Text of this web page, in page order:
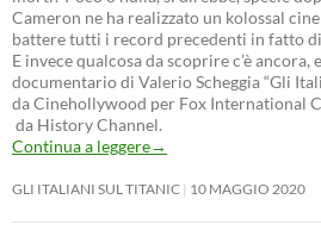
Cameron ne ha realizzato un kolossal
battere tutti i record precedenti in fatto
E invece qualcosa da scoprire c’è ancora,
documentario di Valerio Scheggia “Gli
da Cinehollywood per Fox International
da History Channel.
Continua a leggere→
GLI ITALIANI SUL TITANIC 10 MAGGIO 2020